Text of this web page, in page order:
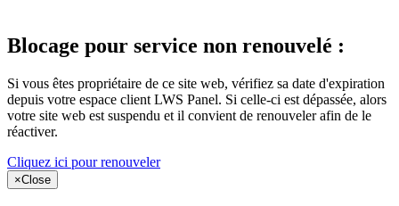
Blocage pour service non renouvelé :
Si vous êtes propriétaire de ce site web, vérifiez sa date d'expiration
depuis votre espace client LWS Panel. Si celle-ci est dépassée, alors
votre site web est suspendu et il convient de renouveler afin de le
réactiver.
Cliquez ici pour renouveler
×Close